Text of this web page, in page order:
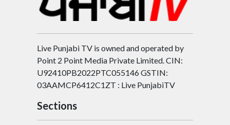
Live Punjabi TV is owned and operated by
Point 2 Point Media Private Limited. CIN:
U92410PB2022PTC055146 GSTIN:
03AAMCP6412C1ZT : Live PunjabiTV
Sections